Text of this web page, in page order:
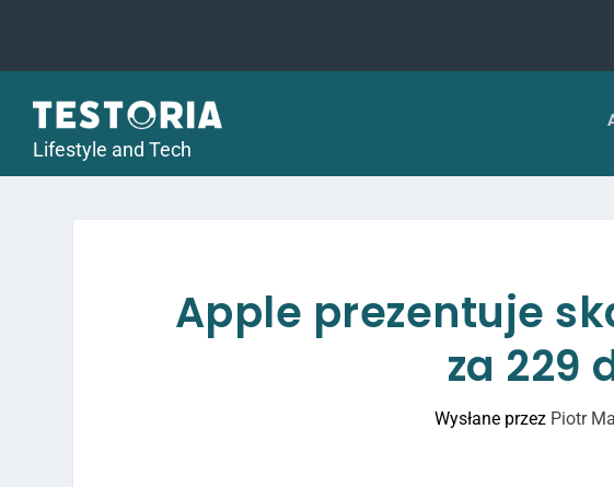
Lifestyle and Tech
Apple prezentuje
za 229
Wysłane przez Piotr